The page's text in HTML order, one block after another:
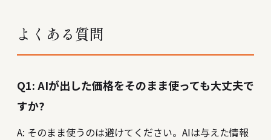
よくある質問
Q1: AIが出した価格をそのまま使っても大丈夫で
すか?
A: そのまま使うのは避けてください。AIは与えた情報